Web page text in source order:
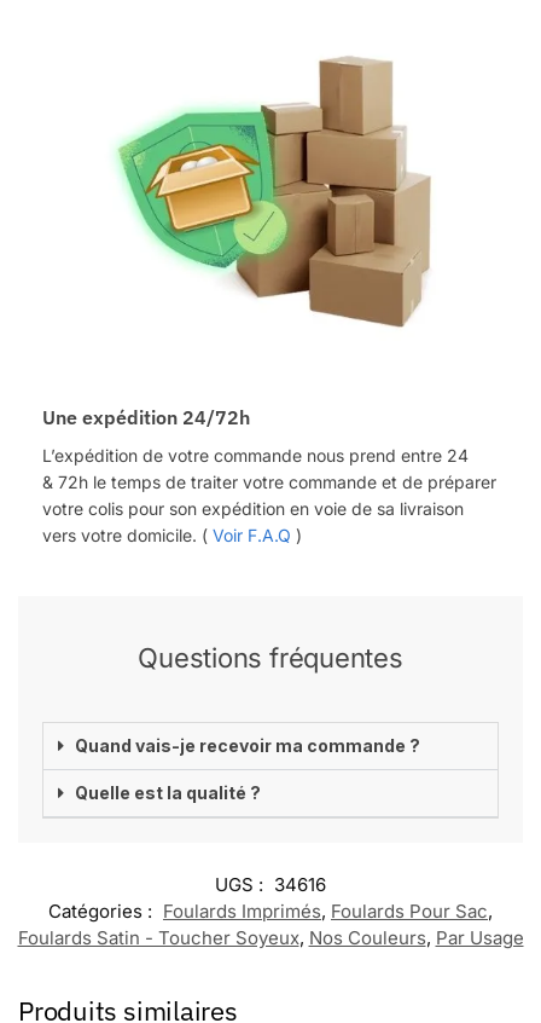
Une expédition 24/72h
L’expédition de votre commande nous prend entre 24
& 72h le temps de traiter votre commande et de préparer
votre colis pour son expédition en voie de sa livraison
vers votre domicile. ( Voir F.A.Q )
Questions fréquentes
Quand vais-je recevoir ma commande ?
Quelle est la qualité ?
UGS : 34616
Catégories : Foulards Imprimés, Foulards Pour Sac,
Foulards Satin - Toucher Soyeux, Nos Couleurs, Par Usage
Produits similaires